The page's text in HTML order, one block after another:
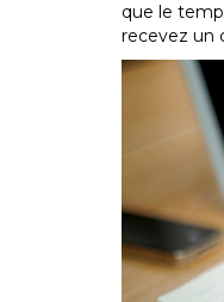
que le
recevez un